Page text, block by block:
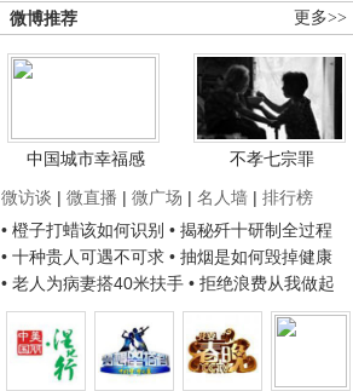
更多>>
微博推荐
中国城市幸福感
不孝七宗罪
微访谈 | 微直播 | 微广场 | 名人墙 | 排行榜
• 橙子打蜡该如何识别 • 揭秘歼十研制全过程
• 十种贵人可遇不可求 • 抽烟是如何毁掉健康
• 老人为病妻搭40米扶手 • 拒绝浪费从我做起